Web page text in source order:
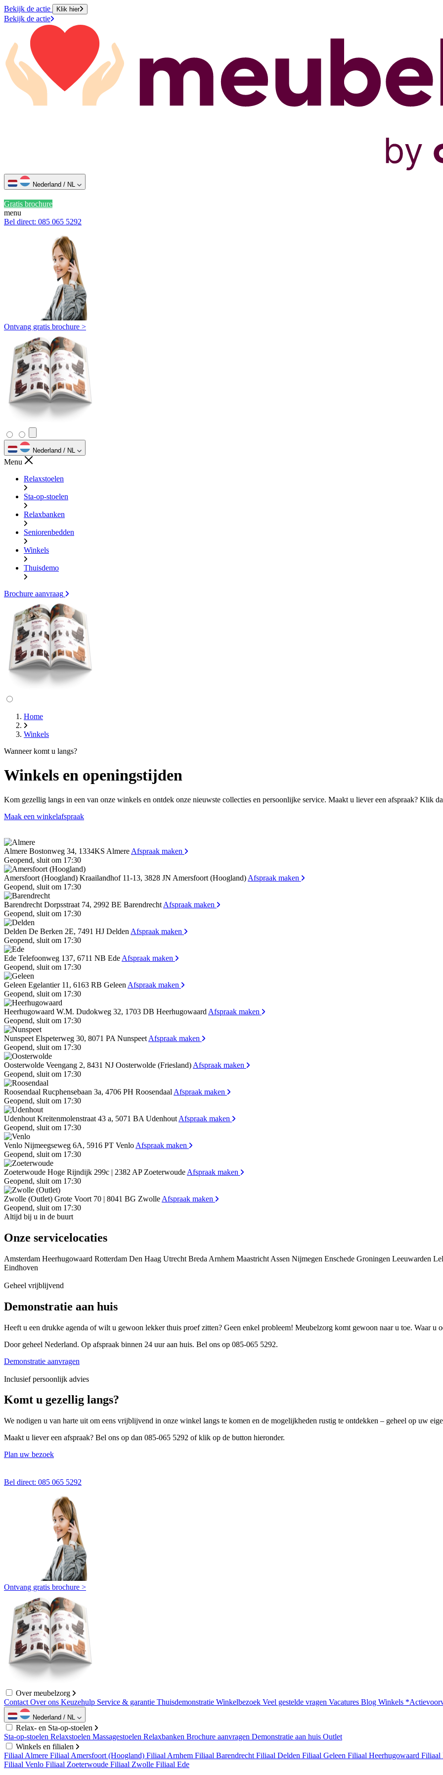
Bekijk de actie Klik hier
Bekijk de actie
Nederland / NL
Gratis brochure
menu
Bel direct: 085 065 5292
Ontvang gratis brochure >
Nederland / NL
Menu
Relaxstoelen
Sta-op-stoelen
Relaxbanken
Seniorenbedden
Winkels
Thuisdemo
Brochure aanvraag
Home
Winkels
Wanneer komt u langs?
Winkels en openingstijden
Kom gezellig langs in een van onze winkels en ontdek onze nieuwste collecties en persoonlijke service. Maakt u liever een afspraak? Klik
Maak een winkelafspraak
Almere Bostonweg 34, 1334KS Almere Afspraak maken
Geopend, sluit om 17:30
Amersfoort (Hoogland) Kraailandhof 11-13, 3828 JN Amersfoort (Hoogland) Afspraak maken
Geopend, sluit om 17:30
Barendrecht Dorpsstraat 74, 2992 BE Barendrecht Afspraak maken
Geopend, sluit om 17:30
Delden De Berken 2E, 7491 HJ Delden Afspraak maken
Geopend, sluit om 17:30
Ede Telefoonweg 137, 6711 NB Ede Afspraak maken
Geopend, sluit om 17:30
Geleen Egelantier 11, 6163 RB Geleen Afspraak maken
Geopend, sluit om 17:30
Heerhugowaard W.M. Dudokweg 32, 1703 DB Heerhugowaard Afspraak maken
Geopend, sluit om 17:30
Nunspeet Elspeterweg 30, 8071 PA Nunspeet Afspraak maken
Geopend, sluit om 17:30
Oosterwolde Veengang 2, 8431 NJ Oosterwolde (Friesland) Afspraak maken
Geopend, sluit om 17:30
Roosendaal Rucphensebaan 3a, 4706 PH Roosendaal Afspraak maken
Geopend, sluit om 17:30
Udenhout Kreitenmolenstraat 43 a, 5071 BA Udenhout Afspraak maken
Geopend, sluit om 17:30
Venlo Nijmeegseweg 6A, 5916 PT Venlo Afspraak maken
Geopend, sluit om 17:30
Zoeterwoude Hoge Rijndijk 299c | 2382 AP Zoeterwoude Afspraak maken
Geopend, sluit om 17:30
Zwolle (Outlet) Grote Voort 70 | 8041 BG Zwolle Afspraak maken
Geopend, sluit om 17:30
Altijd bij u in de buurt
Onze servicelocaties
Amsterdam Heerhugowaard Rotterdam Den Haag Utrecht Breda Arnhem Maastricht Assen Nijmegen Enschede Groningen Leeuwarden
Eindhoven
Geheel vrijblijvend
Demonstratie aan huis
Heeft u een drukke agenda of wilt u gewoon lekker thuis proef zitten? Geen enkel probleem! Meubelzorg komt gewoon naar u toe. Waar
Door geheel Nederland. Op afspraak binnen 24 uur aan huis. Bel ons op 085-065 5292.
Demonstratie aanvragen
Inclusief persoonlijk advies
Komt u gezellig langs?
We nodigen u van harte uit om eens vrijblijvend in onze winkel langs te komen en de mogelijkheden rustig te ontdekken – geheel op uw
Maakt u liever een afspraak? Bel ons op dan 085-065 5292 of klik op de button hieronder.
Plan uw bezoek
Bel direct: 085 065 5292
Ontvang gratis brochure >
Over meubelzorg
Contact Over ons Keuzehulp Service & garantie Thuisdemonstratie Winkelbezoek Veel gestelde vragen Vacatures Blog Winkels
Nederland / NL
Relax- en Sta-op-stoelen
Sta-op-stoelen Relaxstoelen Massagestoelen Relaxbanken Brochure aanvragen Demonstratie aan huis Outlet
Winkels en filialen
Filiaal Almere Filiaal Amersfoort (Hoogland) Filiaal Arnhem Filiaal Barendrecht Filiaal Delden Filiaal Geleen Filiaal Heerhugowaard Filiaal
Filiaal Venlo Filiaal Zoeterwoude Filiaal Zwolle Filiaal Ede